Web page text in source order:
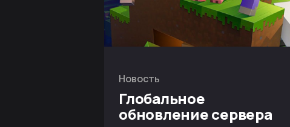
Новость
Глобальное
обновление сервера